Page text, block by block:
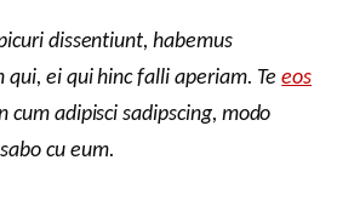
dissentiunt, habemus
qui, ei qui hinc falli aperiam. Teeos
cum adipisci sadipscing, modo
cu eum.